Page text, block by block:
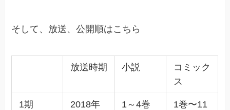
そして、放送、公開順はこちら
放送時期 小説
コミック
ス
1期
2018年
1～4巻
1巻〜11